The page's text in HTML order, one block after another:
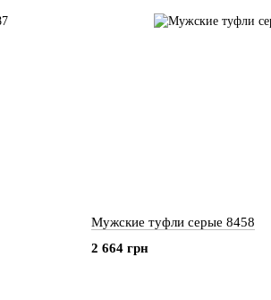
Мужские туфли серые 8458
2 664 грн